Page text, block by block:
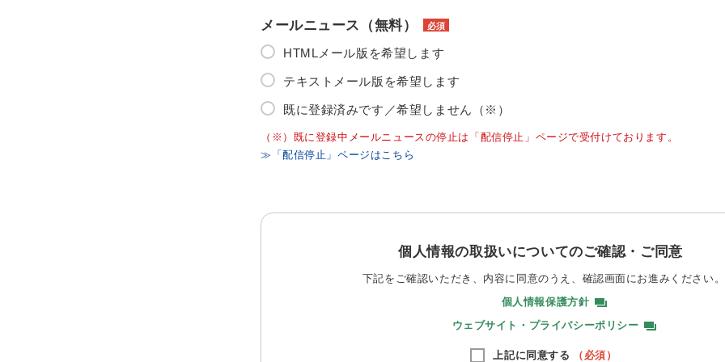
メールニュース（無料） 必須
HTMLメール版を希望します
テキストメール版を希望します
既に登録済みです／希望しません（※）
（※）既に登録中メールニュースの停止は「配信停止」ページで受付けております。
≫「配信停止」ページはこちら
個人情報の取扱いについてのご確認・ご同意
下記をご確認いただき、内容に同意のうえ、 確認画面にお進みください。
個人情報保護方針
ウェブサイト・プライバシーポリシー
上記に同意する （必須）